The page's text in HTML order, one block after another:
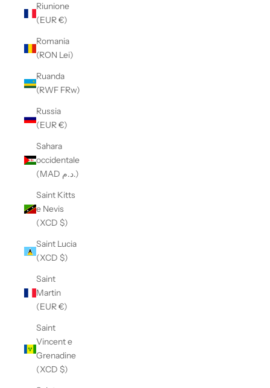
Riunione
(EUR €)
Romania
(RON Lei)
Ruanda
(RWF FRw)
Russia
(EUR €)
Sahara
occidentale
(MAD د.م.)
Saint Kitts
e Nevis
(XCD $)
Saint Lucia
(XCD $)
Saint
Martin
(EUR €)
Saint
Vincent e
Grenadine
(XCD $)